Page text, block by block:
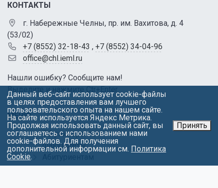
КОНТАКТЫ
г. Набережные Челны, пр. им. Вахитова, д. 4
(53/02)
+7 (8552) 32-18-43 , +7 (8552) 34-04-96
office@chl.ieml.ru
Нашли ошибку? Сообщите нам!
Выделите и нажмите Ctr+Enter
МЕНЮ
Об университете
Факультеты
Студентам
Данный веб-сайт использует cookie-файлы
в целях предоставления вам лучшего
пользовательского опыта на нашем сайте.
На сайте используется Яндекс Метрика.
Продолжая использовать данный сайт, вы
соглашаетесь с использованием нами
cookie-файлов. Для получения
дополнительной информации см. Политика
Cookie.
Принять